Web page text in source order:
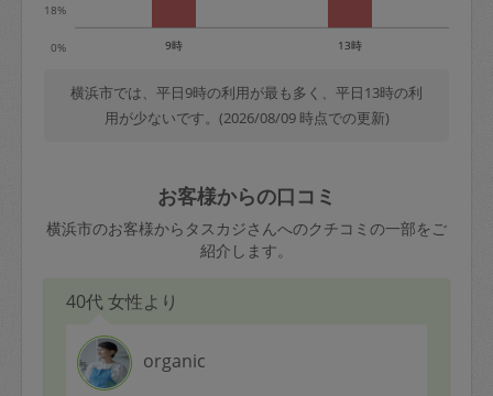
0%
18%
9時 13時
横浜市では、平日9時の利用が最も多く、平日13時の利
用が少ないです。(2026/08/09 時点での更新)
お客様からの口コミ
横浜市のお客様からタスカジさんへのクチコミの一部をご
紹介します。
40代 女性より
organic